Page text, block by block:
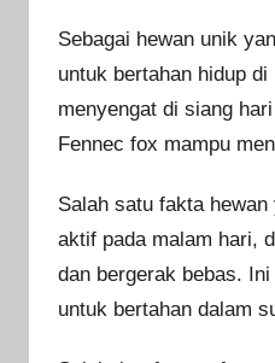
Sebagai hewan unik
untuk bertahan hidup
menyengat di siang
Fennec fox mampu
Salah satu fakta
aktif pada malam hari,
dan bergerak bebas.
untuk bertahan dalam